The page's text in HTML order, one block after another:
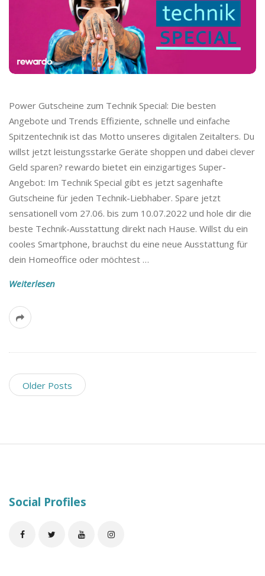
Power Gutscheine zum Technik Special: Die besten
Angebote und Trends Effiziente, schnelle und einfache
Spitzentechnik ist das Motto unseres digitalen Zeitalters. Du
willst jetzt leistungsstarke Geräte shoppen und dabei clever
Geld sparen? rewardo bietet ein einzigartiges Super-
Angebot: Im Technik Special gibt es jetzt sagenhafte
Gutscheine für jeden Technik-Liebhaber. Spare jetzt
sensationell vom 27.06. bis zum 10.07.2022 und hole dir die
beste Technik-Ausstattung direkt nach Hause. Willst du ein
cooles Smartphone, brauchst du eine neue Ausstattung für
dein Homeoffice oder möchtest …
Weiterlesen
Older Posts
Social Profiles